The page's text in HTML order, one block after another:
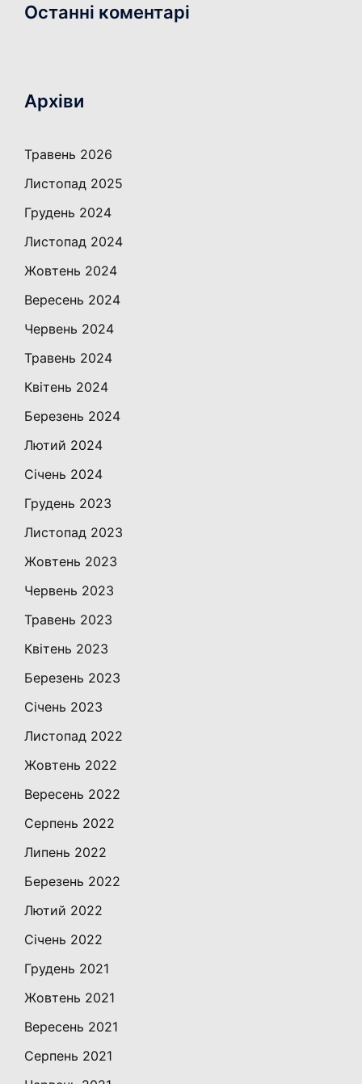
Останні коментарі
Архіви
Травень 2026
Листопад 2025
Грудень 2024
Листопад 2024
Жовтень 2024
Вересень 2024
Червень 2024
Травень 2024
Квітень 2024
Березень 2024
Лютий 2024
Січень 2024
Грудень 2023
Листопад 2023
Жовтень 2023
Червень 2023
Травень 2023
Квітень 2023
Березень 2023
Січень 2023
Листопад 2022
Жовтень 2022
Вересень 2022
Серпень 2022
Липень 2022
Березень 2022
Лютий 2022
Січень 2022
Грудень 2021
Жовтень 2021
Вересень 2021
Серпень 2021